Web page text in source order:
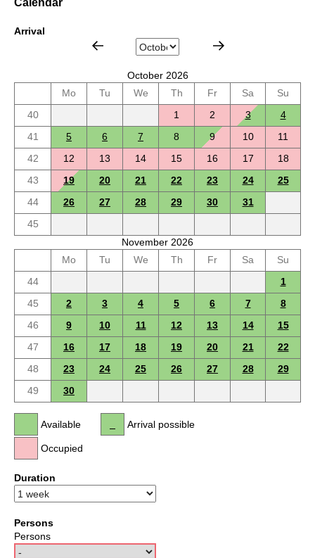
Arrival
October 2026
Mo
Tu We Th Fr Sa
Su
40
1 2 3
4
41
5 6 7 8 9 10
11
42
12 13 14 15 16 17
18
43
19 20 21 22 23 24
25
44
26 27 28 29 30
31
45
November 2026
Mo
Tu We Th Fr Sa
Su
44
1
45
2 3 4 5 6 7
8
46
9 10 11 12 13 14
15
47
16 17 18 19 20 21
22
48
23 24 25 26 27 28
29
49
30
Available
Occupied
Arrival possible
Duration
Persons
Persons